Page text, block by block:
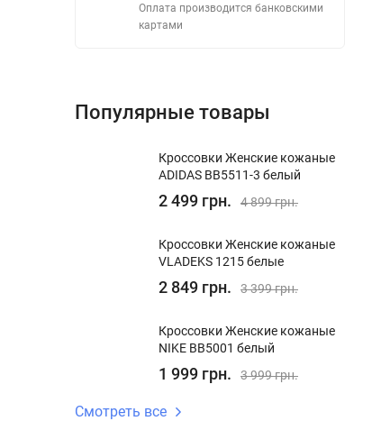
Оплата производится банковскими
картами
Популярные товары
Кроссовки Женские кожаные
ADIDAS BB5511-3 белый
2 499 грн. 4 899 грн.
Кроссовки Женские кожаные
VLADEKS 1215 белые
2 849 грн. 3 399 грн.
Кроссовки Женские кожаные
NIKE BB5001 белый
1 999 грн. 3 999 грн.
Смотреть все